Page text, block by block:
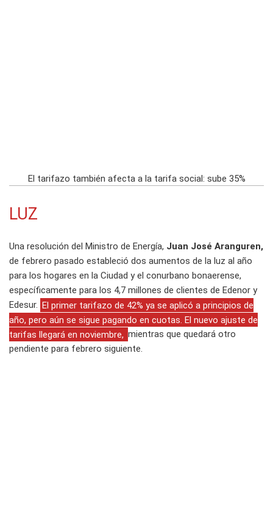
El tarifazo también afecta a la tarifa social: sube 35%
LUZ
Una resolución del Ministro de Energía, Juan José Aranguren,
de febrero pasado estableció dos aumentos de la luz al año
para los hogares en la Ciudad y el conurbano bonaerense,
específicamente para los 4,7 millones de clientes de Edenor y
Edesur. El primer tarifazo de 42% ya se aplicó a principios de
año, pero aún se sigue pagando en cuotas. El nuevo ajuste de
tarifas llegará en noviembre, mientras que quedará otro
pendiente para febrero siguiente.